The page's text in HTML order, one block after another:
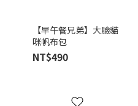
【早午餐兄弟】大臉貓
咪帆布包
NT$490